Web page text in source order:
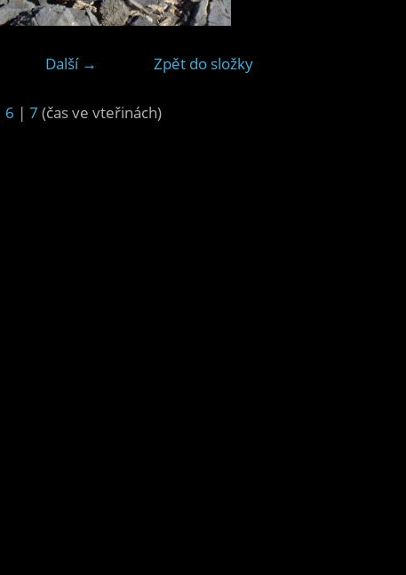
Další → Zpět do složky
6 | 7 (čas ve vteřinách)